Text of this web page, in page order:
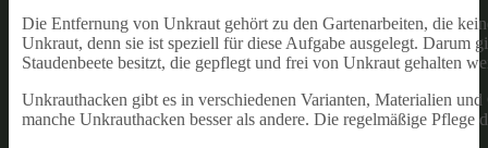
Die Entfernung von Unkraut gehört zu den Gartenarbeiten, die
Unkraut, denn sie ist speziell für diese Aufgabe ausgelegt. Darum
Staudenbeete besitzt, die gepflegt und frei von Unkraut gehalten
Unkrauthacken gibt es in verschiedenen Varianten, Materialien
manche Unkrauthacken besser als andere. Die regelmäßige